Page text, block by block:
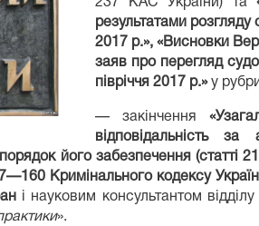
237 КАС України) та
результатами розгляду
2017 р.», «Висновки
заяв про перегляд
півріччя 2017 р.» у
— закінчення
відповідальність
його забезпечення (статті
Кримінального кодексу
і науковим консультантом
».